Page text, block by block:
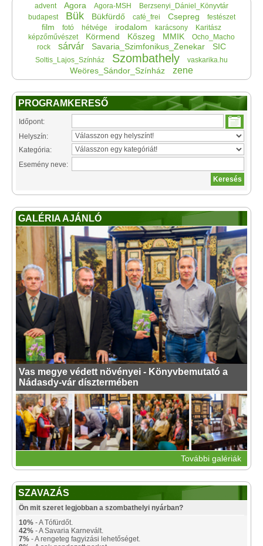
advent Agora Agora-MSH
Berzsenyi_Dániel_Könyvtár
budapest
Bük Bükfürdő café_frei Csepreg festészet
film fotó hétvége irodalom karácsony
Karitász
képzőművészet
Körmend Kőszeg MMIK
Ocho_Macho
rock
sárvár Savaria_Szimfonikus_Zenekar SIC
Soltis_Lajos_Színház Szombathely vaskarika.hu
Weöres_Sándor_Színház zene
PROGRAMKERESŐ
Időpont:
Helyszín:
Kategória:
Esemény neve:
GALÉRIA AJÁNLÓ
Vas megye védett növényei - Könyvbemutató a
Nádasdy-vár dísztermében
További galériák
SZAVAZÁS
Ön mit szeret legjobban a szombathelyi nyárban?
10% - A Tófürdőt.
42% - A Savaria Karnevált.
7% - A rengeteg fagyizási lehetőséget.